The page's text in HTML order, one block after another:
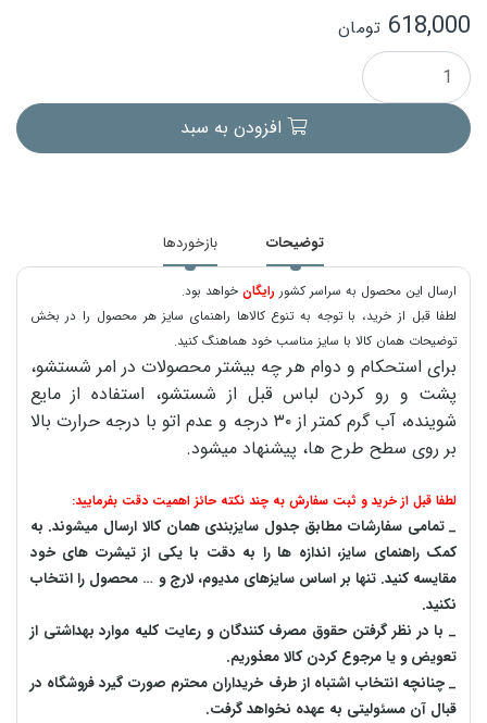
618,000 تومان
افزودن به سبد
توضیحات بازخوردها
ارسال این محصول به سراسر کشور رایگانخواهد بود.
لطفا قبل از خرید، با توجه به تنوع کالاها راهنمای سایز هر محصول را در بخش
توضیحات همان کالا با سایز مناسب خود هماهنگ کنید.
برای استحکام و دوام هر چه بیشتر محصولات در امر شستشو،
پشت و رو کردن لباس قبل از شستشو، استفاده از مایع
شوینده، آب گرم کمتر از ۳۰ درجه و عدم اتو با درجه حرارت بالا
بر روی سطح طرح ها، پیشنهاد میشود.
لطفا قبل از خرید و ثبت سفارش به چند نکته حائز اهمیت دقت بفرمایید:
_ تمامی سفارشات مطابق جدول سایزبندی همان کالا ارسال میشوند. به
کمک راهنمای سایز، اندازه ها را به دقت با یکی از تیشرت های خود
مقایسه کنید. تنها بر اساس سایزهای مدیوم، لارج و … محصول را انتخاب
نکنید.
_ با در نظر گرفتن حقوق مصرف کنندگان و رعایت کلیه موارد بهداشتی از
تعویض و یا مرجوع کردن کالا معذوریم.
_ چنانچه انتخاب اشتباه از طرف خریداران محترم صورت گیرد فروشگاه در
قبال آن مسئولیتی به عهده نخواهد گرفت.